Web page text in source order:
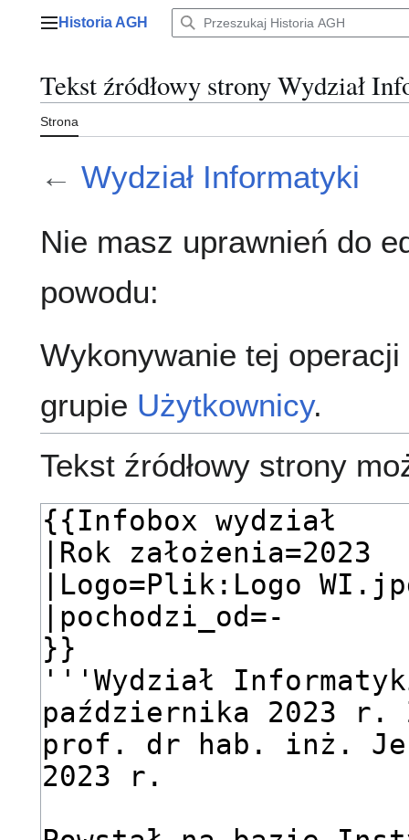
Menu główne
Historia AGH
Tekst źródłowy strony Wydział
Strona
← Wydział Informatyki
Nie masz uprawnień do
powodu:
Wykonywanie tej
grupie Użytkownicy.
Tekst źródłowy strony